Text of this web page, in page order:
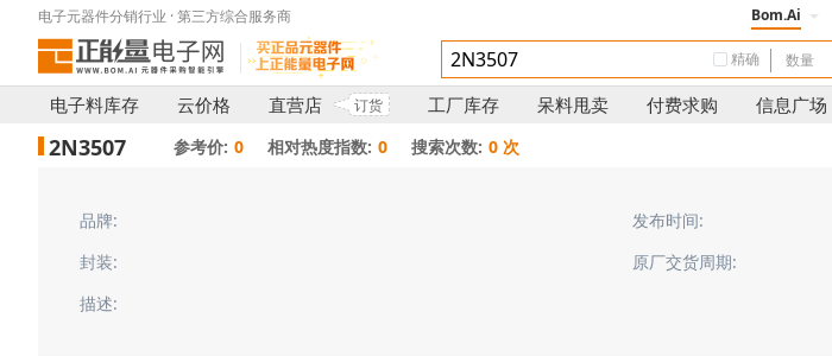
电子元器件分销行业 · 第三方综合服务商 Bom.Ai
精确
电子料库存 云价格 直营店 订货 工厂库存 呆料甩卖 付费求购 信息广场
2N3507 参考价: 0 相对热度指数: 0 搜索次数: 0 次
品牌:
发布时间:
封装:
原厂交货周期:
描述: